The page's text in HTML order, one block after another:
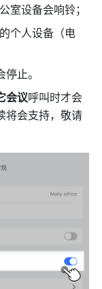
室设备会响铃；
个人设备（电
止。
会议呼叫时才会
将会支持，敬请